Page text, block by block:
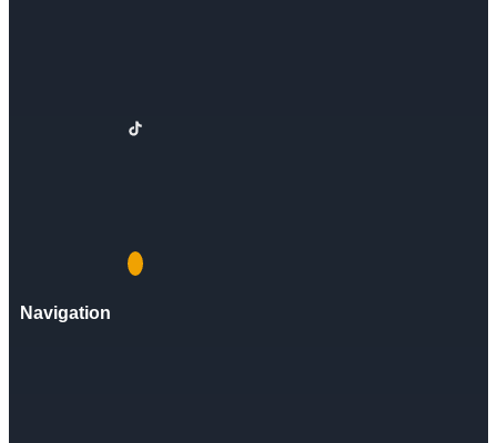
Navigation